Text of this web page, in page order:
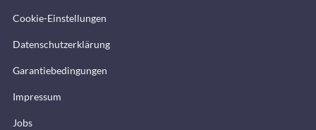
Cookie-Einstellungen
Datenschutzerklärung
Garantiebedingungen
Impressum
Jobs